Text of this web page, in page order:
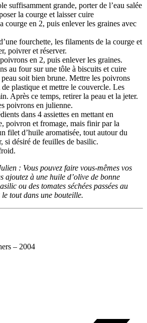
suffisamment grande, porter de l’eau salée
la courge et laisser cuire
courge en 2, puis enlever les graines avec
fourchette, les filaments de la courge et
poivrer et réserver.
en 2, puis enlever les graines.
au four sur une tôle à biscuits et cuire
peau soit bien brune. Mettre les poivrons
plastique et mettre le couvercle. Les
Après ce temps, retirer la peau et la jeter.
poivrons en julienne.
dans 4 assiettes en mettant en
poivron et fromage, mais finir par la
filet d’huile aromatisée, tout autour du
si désiré de feuilles de basilic.
: Vous pouvez faire vous-mêmes vos
ajoutez à une huile d’olive de bonne
ou des tomates séchées passées au
tout dans une bouteille.
– 2004